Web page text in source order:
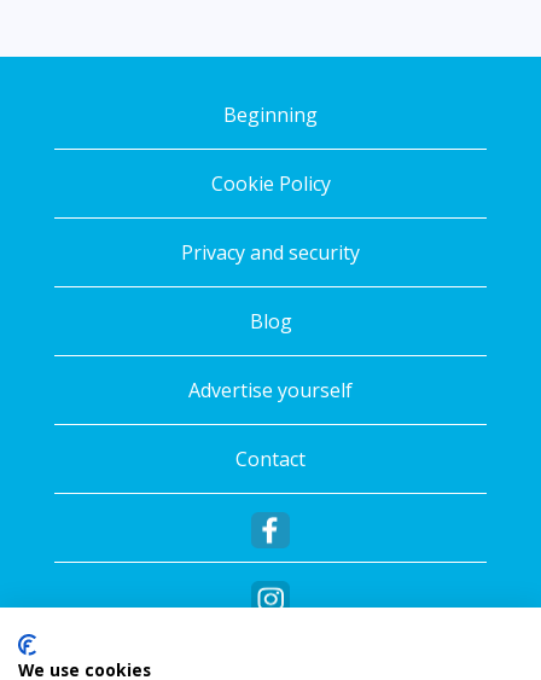
Beginning
Cookie Policy
Privacy and security
Blog
Advertise yourself
Contact
We use cookies